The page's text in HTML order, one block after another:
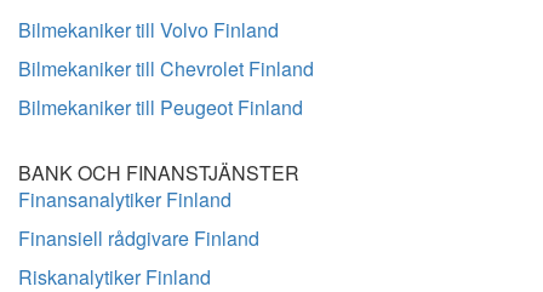
Bilmekaniker till Volvo Finland
Bilmekaniker till Chevrolet Finland
Bilmekaniker till Peugeot Finland
BANK OCH FINANSTJÄNSTER
Finansanalytiker Finland
Finansiell rådgivare Finland
Riskanalytiker Finland